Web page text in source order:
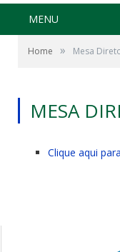
MENU
Home » Mesa
MESA
Clique aqui